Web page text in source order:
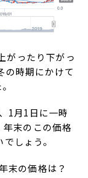
がったり下がっ
の時期にかけて
1月1日に一時
末のこの価格
しょう。
末の価格は？